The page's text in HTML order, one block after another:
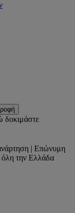
δοκιμάστε
| Επώνυμη
όλη την Ελλάδα